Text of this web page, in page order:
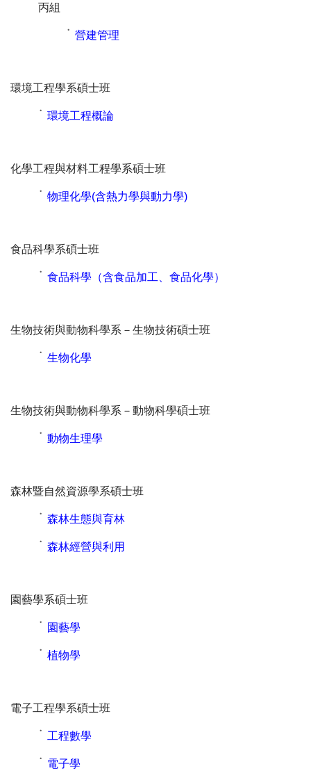
丙組
˙ 營建管理
環境工程學系碩士班
˙ 環境工程概論
化學工程與材料工程學系碩士班
˙ 物理化學(含熱力學與動力學)
食品科學系碩士班
˙ 食品科學（含食品加工、食品化學）
生物技術與動物科學系－生物技術碩士班
˙ 生物化學
生物技術與動物科學系－動物科學碩士班
˙ 動物生理學
森林暨自然資源學系碩士班
˙ 森林生態與育林
˙ 森林經營與利用
園藝學系碩士班
˙ 園藝學
˙ 植物學
電子工程學系碩士班
˙ 工程數學
˙ 電子學